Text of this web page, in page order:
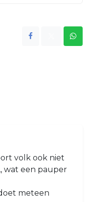
volk ook niet
wat een pauper
meteen